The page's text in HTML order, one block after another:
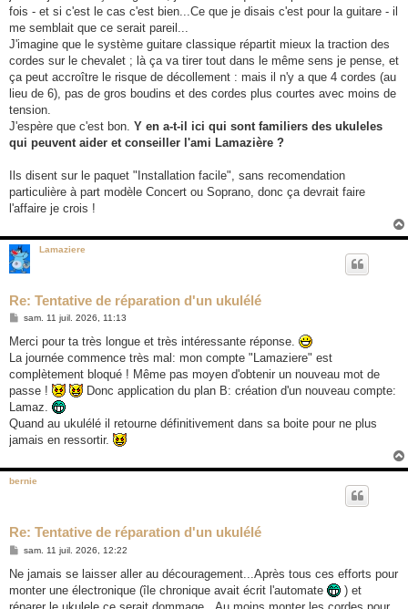
fois - et si c'est le cas c'est bien...Ce que je disais c'est pour la guitare - il
me semblait que ce serait pareil...
J'imagine que le système guitare classique répartit mieux la traction des
cordes sur le chevalet ; là ça va tirer tout dans le même sens je pense, et
ça peut accroître le risque de décollement : mais il n'y a que 4 cordes (au
lieu de 6), pas de gros boudins et des cordes plus courtes avec moins de
tension.
J'espère que c'est bon. Y en a-t-il ici qui sont familiers des ukuleles
qui peuvent aider et conseiller l'ami Lamazière ?
Ils disent sur le paquet "Installation facile", sans recomendation
particulière à part modèle Concert ou Soprano, donc ça devrait faire
l'affaire je crois !
Lamaziere
Re: Tentative de réparation d'un ukulélé
M
s
a
g
sam. 11 juil. 2026, 11:13
Merci pour ta très longue et très intéressante réponse.
La journée commence très mal: mon compte "Lamaziere" est
complètement bloqué ! Même pas moyen d'obtenir un nouveau mot de
passe !
Donc application du plan B: création d'un nouveau compte:
Lamaz.
Quand au ukulélé il retourne définitivement dans sa boite pour ne plus
jamais en ressortir.
bernie
Re: Tentative de réparation d'un ukulélé
M
s
a
g
sam. 11 juil. 2026, 12:22
Ne jamais se laisser aller au découragement...Après tous ces efforts pour
monter une électronique (île chronique avait écrit l'automate
) et